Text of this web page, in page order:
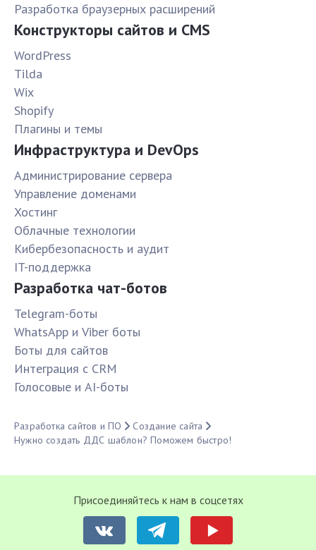
Разработка браузерных расширений
Конструкторы сайтов и CMS
WordPress
Tilda
Wix
Shopify
Плагины и темы
Инфраструктура и DevOps
Администрирование сервера
Управление доменами
Хостинг
Облачные технологии
Кибербезопасность и аудит
IT-поддержка
Разработка чат-ботов
Telegram-боты
WhatsApp и Viber боты
Боты для сайтов
Интеграция с CRM
Голосовые и AI-боты
Разработка сайтов и ПО
Создание сайта
Нужно создать ДДС шаблон? Поможем быстро!
Присоединяйтесь к нам в соцсетях